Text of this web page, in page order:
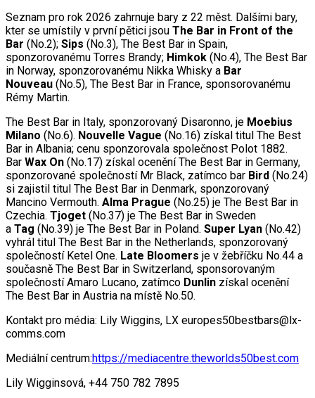
Seznam pro rok 2026 zahrnuje bary z 22 měst. Dalšími bary,
kter se umístily v první pětici jsou The Bar in Front of the
Bar (No.2); Sips (No.3), The Best Bar in Spain,
sponzorovanému Torres Brandy; Himkok (No.4), The Best Bar
in Norway, sponzorovanému Nikka Whisky a Bar
Nouveau (No.5), The Best Bar in France, sponsorovanému
Rémy Martin.
The Best Bar in Italy, sponzorovaný Disaronno, je Moebius
Milano (No.6). Nouvelle Vague (No.16) získal titul The Best
Bar in Albania; cenu sponzorovala společnost Polot 1882.
Bar Wax On (No.17) získal ocenění The Best Bar in Germany,
sponzorované společností Mr Black, zatímco bar Bird (No.24)
si zajistil titul The Best Bar in Denmark, sponzorovaný
Mancino Vermouth. Alma Prague (No.25) je The Best Bar in
Czechia. Tjoget (No.37) je The Best Bar in Sweden
a Tag (No.39) je The Best Bar in Poland. Super Lyan (No.42)
vyhrál titul The Best Bar in the Netherlands, sponzorovaný
společností Ketel One. Late Bloomers je v žebříčku No.44 a
současně The Best Bar in Switzerland, sponsorovaným
společností Amaro Lucano, zatímco Dunlin získal ocenění
The Best Bar in Austria na místě No.50.
Kontakt pro média: Lily Wiggins, LX europes50bestbars@lx-
comms.com
Mediální centrum:https://mediacentre.theworlds50best.com
Lily Wigginsová, +44 750 782 7895